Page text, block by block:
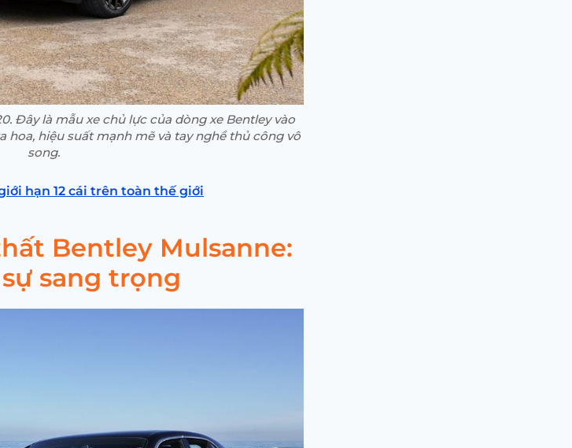
Đây là mẫu xe chủ lực của dòng xe Bentley vào
hoa, hiệu suất mạnh mẽ và tay nghề thủ công vô
song.
hạn 12 cái trên toàn thế giới
Bentley Mulsanne:
sang trọng